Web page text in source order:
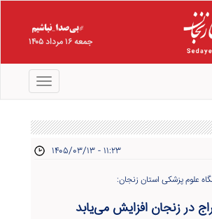
جمعه ۱۶ مرداد ۱۴۰۵
منو
۱۴۰۵/۰۳/۱۳ - ۱۱:۲۳
علوم پزشکی استان زنجان:
در زنجان افزایش می‌یابد